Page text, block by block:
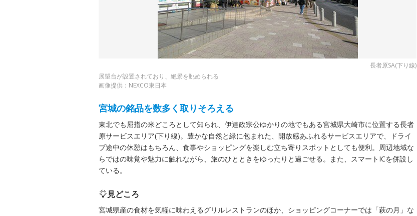
長者原SA(下り線)
展望台が設置されており、絶景を眺められる
画像提供：NEXCO東日本
宮城の銘品を数多く取りそろえる
東北でも屈指の米どころとして知られ、伊達政宗公ゆかりの地でもある宮城県大崎市に位置する長者
原サービスエリア(下り線)。豊かな自然と緑に包まれた、開放感あふれるサービスエリアで、ドライ
ブ途中の休憩はもちろん、食事やショッピングを楽しむ立ち寄りスポットとしても便利。周辺地域な
らではの味覚や魅力に触れながら、旅のひとときをゆったりと過ごせる。また、スマートICを併設し
ている。
見どころ
宮城県産の食材を気軽に味わえるグリルレストランのほか、ショッピングコーナーでは「萩の月」な